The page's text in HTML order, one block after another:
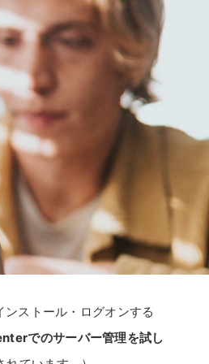
ストール・ログオンする
でのサーバー管理を試し